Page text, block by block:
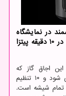
در نمایشگاه
محصولات مصرفی الکترونیکی رونمایی کرده که در 10 دقیقه پیتزا
اجاق گاز که
«براواگلس» نام دارد با کمک یک آیفون فعال می شود و ۱۰ تنظیم
شیشه است.